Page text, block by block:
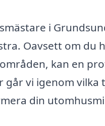
i
Oavsett om du
kan en
går vi igenom
din